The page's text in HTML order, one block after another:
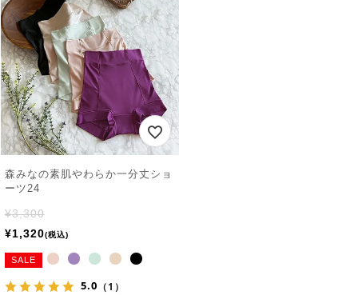
森みなの素肌やわらか一分丈ショ
ーツ24
¥3,300
¥1,320 税込
SALE
5.0 （1）